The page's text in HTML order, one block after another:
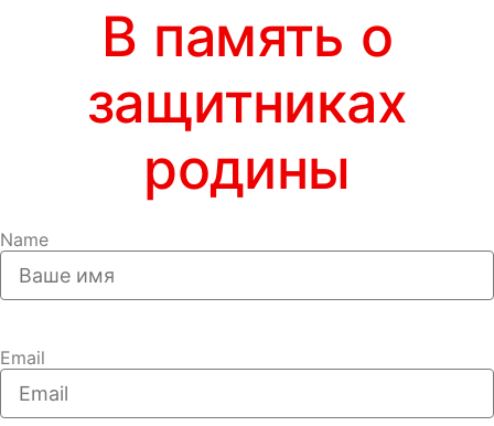
В память о
защитниках
родины
Name
Email